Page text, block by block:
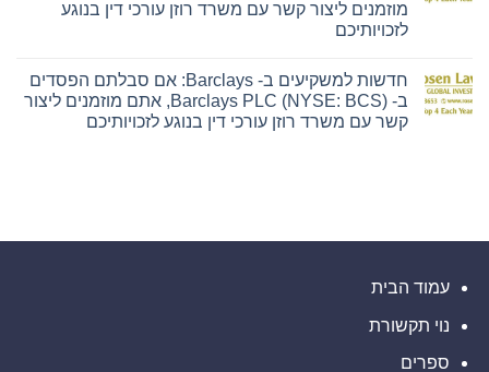
רוזן עורכי דין בנוגע
חדשות למשקיעים ב- Barclays: אם סבלתם הפסדים
ב- Barclays PLC (NYSE: BCS), אתם מוזמנים ליצור
בנוגע לזכויותיכם